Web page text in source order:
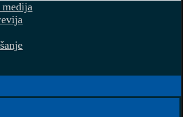
medija